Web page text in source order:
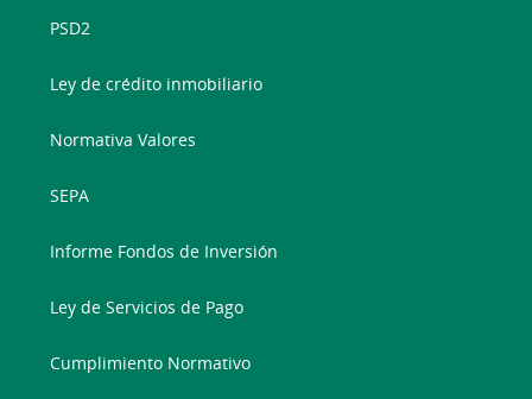
PSD2
Ley de crédito inmobiliario
Normativa Valores
SEPA
Informe Fondos de Inversión
Ley de Servicios de Pago
Cumplimiento Normativo